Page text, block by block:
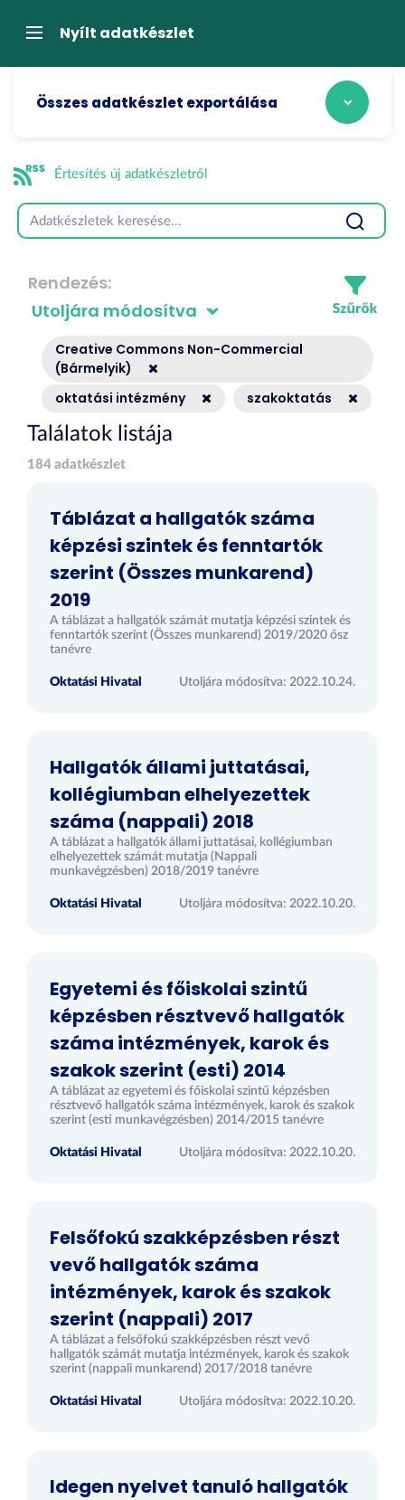
átugrásaNavigációNyílt adatkészlet
Összes adatkészlet exportálása
Értesítés új adatkészletről
Rendezés
Creative Commons Non-Commercial
(Bármelyik)
oktatási intézmény
szakoktatás
Találatok listája
184 adatkészlet
Táblázat a hallgatók száma
képzési szintek és fenntartók
szerint (Összes munkarend)
2019
A táblázat a hallgatók számát mutatja képzési szintek és
fenntartók szerint (Összes munkarend) 2019/2020 ősz
tanévre
Oktatási Hivatal Utoljára módosítva: 2022.10.24.
Hallgatók állami juttatásai,
kollégiumban elhelyezettek
száma (nappali) 2018
A táblázat a hallgatók állami juttatásai, kollégiumban
elhelyezettek számát mutatja (Nappali
munkavégzésben) 2018/2019 tanévre
Oktatási Hivatal Utoljára módosítva: 2022.10.20.
Egyetemi és főiskolai szintű
képzésben résztvevő hallgatók
száma intézmények, karok és
szakok szerint (esti) 2014
A táblázat az egyetemi és főiskolai szintű képzésben
résztvevő hallgatók száma intézmények, karok és szakok
szerint (esti munkavégzésben) 2014/2015 tanévre
Oktatási Hivatal Utoljára módosítva: 2022.10.20.
Felsőfokú szakképzésben részt
vevő hallgatók száma
intézmények, karok és szakok
szerint (nappali) 2017
A táblázat a felsőfokú szakképzésben részt vevő
hallgatók számát mutatja intézmények, karok és szakok
szerint (nappali munkarend) 2017/2018 tanévre
Oktatási Hivatal Utoljára módosítva: 2022.10.20.
Idegen nyelvet tanuló hallgatók